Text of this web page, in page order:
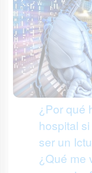
¿Por qué
hospital
ser un
¿Qué me